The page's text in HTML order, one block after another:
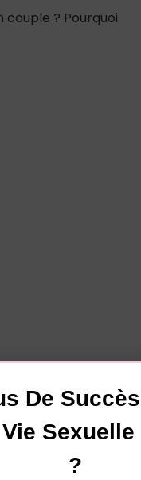
couple ? Pourquoi
De Succès
Sexuelle
?